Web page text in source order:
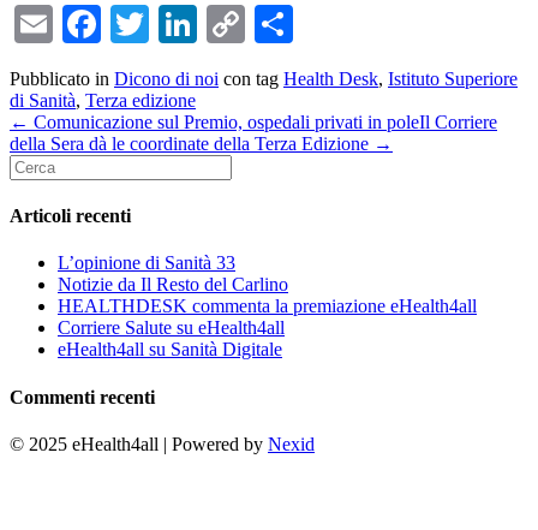
EmailFacebook
TwitterLinkedIn
Copy
Link
Pubblicato in Dicono di noi con tag Health Desk, Istituto Superiore
di Sanità, Terza edizione
← Comunicazione sul Premio, ospedali privati in poleIl Corriere
della Sera dà le coordinate della Terza Edizione →
Articoli recenti
L’opinione di Sanità 33
Notizie da Il Resto del Carlino
HEALTHDESK commenta la premiazione eHealth4all
Corriere Salute su eHealth4all
eHealth4all su Sanità Digitale
Commenti recenti
© 2025 eHealth4all | Powered by Nexid